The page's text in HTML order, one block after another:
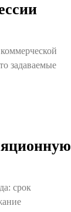
задаваемые
срок